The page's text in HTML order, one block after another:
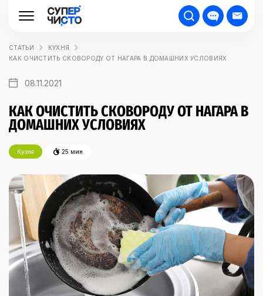
СТАТЬИ
КУХНЯ
КАК ОЧИСТИТЬ СКОВОРОДУ ОТ НАГАРА В ДОМАШНИХ УСЛОВИЯХ
08.11.2021
КАК ОЧИСТИТЬ СКОВОРОДУ ОТ НАГАРА В
ДОМАШНИХ УСЛОВИЯХ
Кухня 25 мин